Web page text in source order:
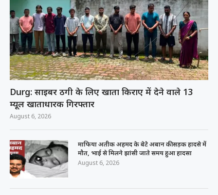
Durg: साइबर ठगी के लिए खाता किराए में देने वाले 13
म्यूल खाताधारक गिरफ्तार
August 6, 2026
माफिया अतीक अहमद के बेटे अबान की सड़क हादसे में
मौत, भाई से मिलने झांसी जाते समय हुआ हादसा
August 6, 2026